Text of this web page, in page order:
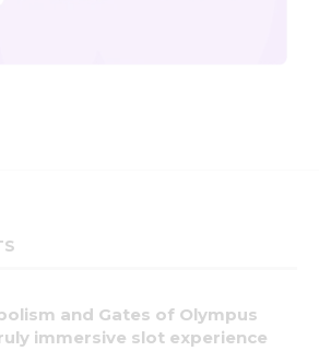
and Gates of Olympus
immersive slot experience